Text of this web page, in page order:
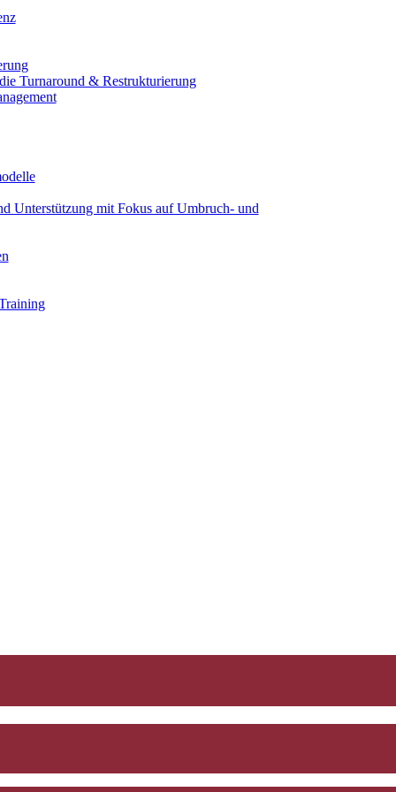
Turnaround & Restrukturierung
Unterstützung mit Fokus auf Umbruch- und